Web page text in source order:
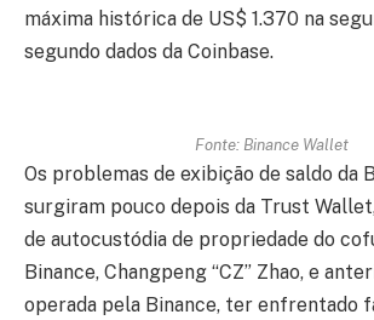
máxima histórica de US$ 1.370 na
segundo dados da Coinbase.
Fonte: Binance Wallet
Os problemas de exibição de saldo da
surgiram pouco depois da Trust
de autocustódia de propriedade do
Binance, Changpeng “CZ” Zhao, e
operada pela Binance, ter enfrentado